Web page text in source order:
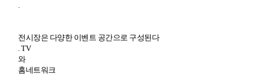
.
전시장은 다양한 이벤트 공간으로 구성된다
. TV
와
홈네트워크